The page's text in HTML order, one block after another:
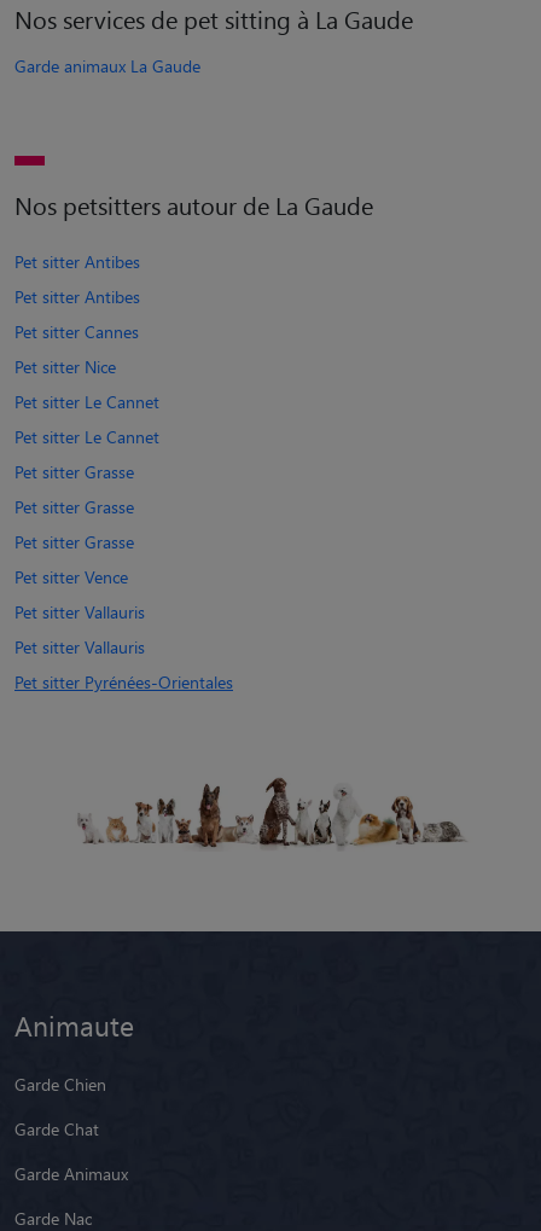
Nos services de pet sitting à La Gaude
Garde animaux La Gaude
Nos petsitters autour de La Gaude
Pet sitter Antibes
Pet sitter Antibes
Pet sitter Cannes
Pet sitter Nice
Pet sitter Le Cannet
Pet sitter Le Cannet
Pet sitter Grasse
Pet sitter Grasse
Pet sitter Grasse
Pet sitter Vence
Pet sitter Vallauris
Pet sitter Vallauris
Pet sitter Pyrénées-Orientales
Animaute
Garde Chien
Garde Chat
Garde Animaux
Garde Nac